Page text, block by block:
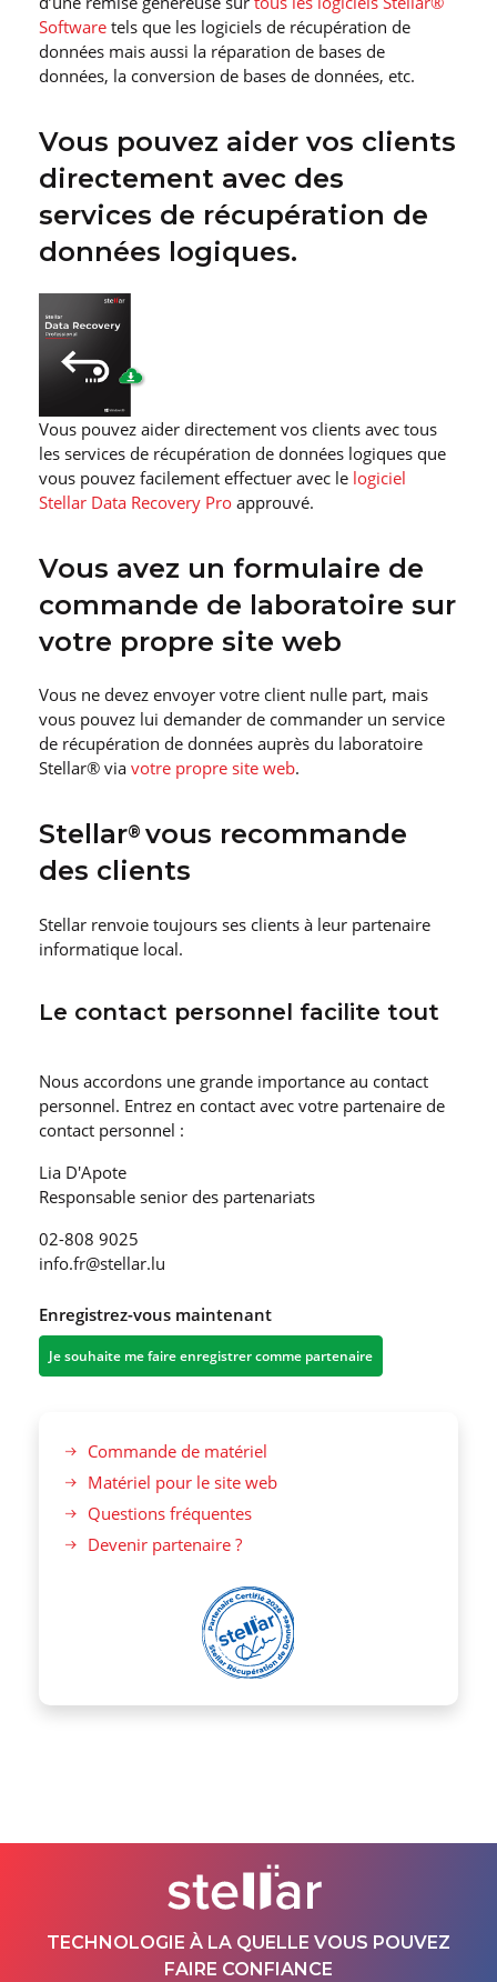
Software tels que les logiciels de récupération de
données mais aussi la réparation de bases de
données, la conversion de bases de données, etc.
Vous pouvez aider vos clients
directement avec des
services de récupération de
données logiques.
Vous pouvez aider directement vos clients avec tous
les services de récupération de données logiques que
vous pouvez facilement effectuer avec le logiciel
Stellar Data Recovery Pro approuvé.
Vous avez un formulaire de
commande de laboratoire sur
votre propre site web
Vous ne devez envoyer votre client nulle part, mais
vous pouvez lui demander de commander un service
de récupération de données auprès du laboratoire
Stellar® viavotre propre site web.
Stellar®vous recommande
des clients
Stellar renvoie toujours ses clients à leur partenaire
informatique local.
Le contact personnel facilite tout
Nous accordons une grande importance au contact
personnel. Entrez en contact avec votre partenaire de
contact personnel :
Lia D'Apote
Responsable senior des partenariats
02-808 9025
info.fr@stellar.lu
Enregistrez-vous maintenant
Je souhaite me faire enregistrer comme partenaire
Commande de matériel
Matériel pour le site web
Questions fréquentes
Devenir partenaire ?
TECHNOLOGIE À LA QUELLE VOUS POUVEZ
FAIRE CONFIANCE